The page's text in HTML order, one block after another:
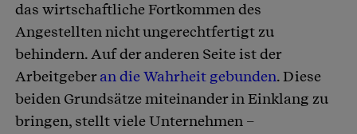
das wirtschaftliche Fortkommen des
Angestellten nicht ungerechtfertigt zu
behindern. Auf der anderen Seite ist der
Arbeitgeberan die Wahrheit gebunden. Diese
beiden Grundsätze miteinander in Einklang zu
bringen, stellt viele Unternehmen –